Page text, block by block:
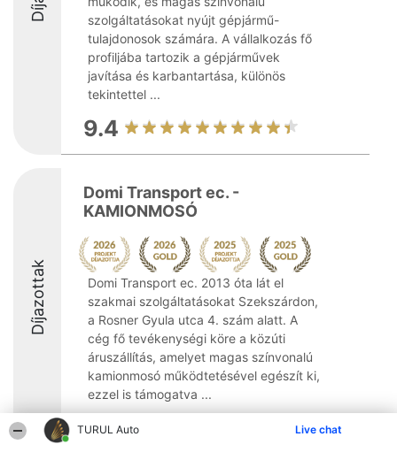
TURUL Auto Live chat
szolgáltatásokat nyújt gépjármű-
tulajdonosok számára. A vállalkozás fő
profiljába tartozik a gépjárművek
javítása és karbantartása, különös
tekintettel ...
9.4
Díjazottak
Domi Transport ec. -
KAMIONMOSÓ
Domi Transport ec. 2013 óta lát el
szakmai szolgáltatásokat Szekszárdon,
a Rosner Gyula utca 4. szám alatt. A
cég fő tevékenységi köre a közúti
áruszállítás, amelyet magas színvonalú
kamionmosó működtetésével egészít ki,
ezzel is támogatva ...
9.8